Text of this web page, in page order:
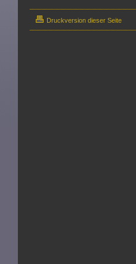
Druckversion dieser Seite